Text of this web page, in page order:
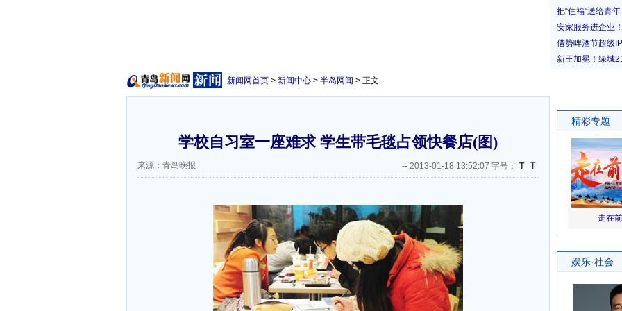
新闻网首页 > 新闻中心 > 半岛网闻 > 正文
学校自习室一座难求 学生带毛毯占领快餐店(图)
来源：青岛晚报 -- 2013-01-18 13:52:07 字号： T T